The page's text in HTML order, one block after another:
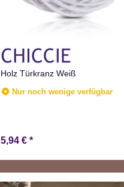
Holz Türkranz Weiß
Nur noch wenige verfügbar
5,94 € *